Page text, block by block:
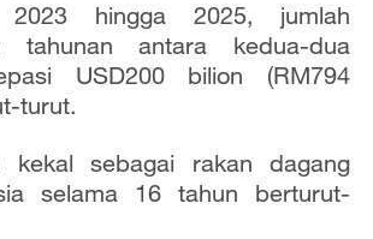
hingga 2025, jumlah
tahunan antara kedua-dua
USD200 bilion (RM794
turut.
kekal sebagai rakan dagang
selama 16 tahun berturut-